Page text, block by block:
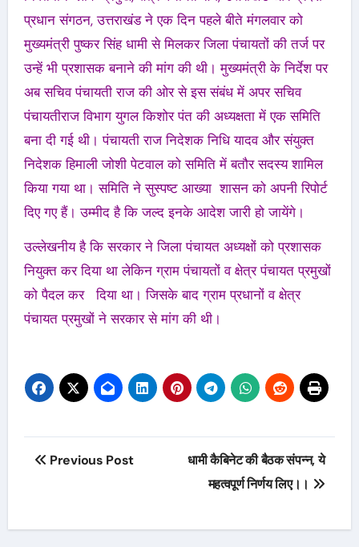
प्रधान संगठन, उत्तराखंड ने एक दिन पहले बीते मंगलवार को
मुख्यमंत्री पुष्कर सिंह धामी से मिलकर जिला पंचायतों की तर्ज पर
उन्हें भी प्रशासक बनाने की मांग की थी। मुख्यमंत्री के निर्देश पर
अब सचिव पंचायती राज की ओर से इस संबंध में अपर सचिव
पंचायतीराज विभाग युगल किशोर पंत की अध्यक्षता में एक समिति
बना दी गई थी। पंचायती राज निदेशक निधि यादव और संयुक्त
निदेशक हिमाली जोशी पेटवाल को समिति में बतौर सदस्य शामिल
किया गया था। समिति ने सुस्पष्ट आख्या शासन को अपनी रिपोर्ट
दिए गए हैं। उम्मीद है कि जल्द इनके आदेश जारी हो जायेंगे।
उल्लेखनीय है कि सरकार ने जिला पंचायत अध्यक्षों को प्रशासक
नियुक्त कर दिया था लेकिन ग्राम पंचायतों व क्षेत्र पंचायत प्रमुखों
को पैदल कर दिया था। जिसके बाद ग्राम प्रधानों व क्षेत्र
पंचायत प्रमुखों ने सरकार से मांग की थी।
Post
Previous Post
धामी कैबिनेट की बैठक संपन्न, ये
महत्वपूर्ण निर्णय लिए।।